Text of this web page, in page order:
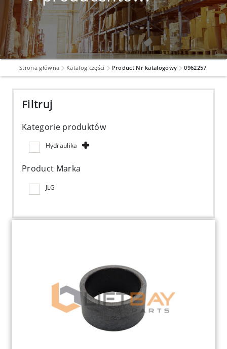
Strona główna Katalog części Product Nr katalogowy 0962257
Filtruj
Kategorie produktów
Hydraulika
Product Marka
JLG